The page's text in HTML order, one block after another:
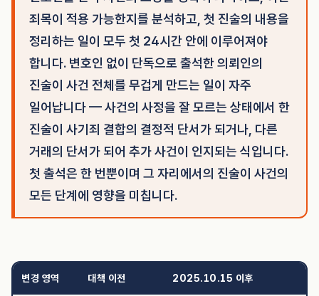
죄목이 적용 가능한지를 분석하고, 첫 진술의 내용을
정리하는 일이 모두 첫 24시간 안에 이루어져야
합니다. 변호인 없이 단독으로 출석한 의뢰인의
진술이 사건 전체를 무겁게 만드는 일이 자주
일어납니다 — 사건의 사정을 잘 모르는 상태에서 한
진술이 사기죄 결합의 결정적 단서가 되거나, 다른
거래의 단서가 되어 추가 사건이 인지되는 식입니다.
첫 출석은 한 번뿐이며 그 자리에서의 진술이 사건의
모든 단계에 영향을 미칩니다.
변경 영역 대책 이전 2025.10.15 이후